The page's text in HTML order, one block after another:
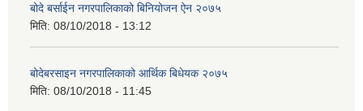
बोदे बर्साईन नगरपालिकाको बिनियोजन ऐन २०७५
मिति: 08/10/2018 - 13:12
बोदेबरसाइन नगरपालिकाको आर्थिक बिधेयक २०७५
मिति: 08/10/2018 - 11:45